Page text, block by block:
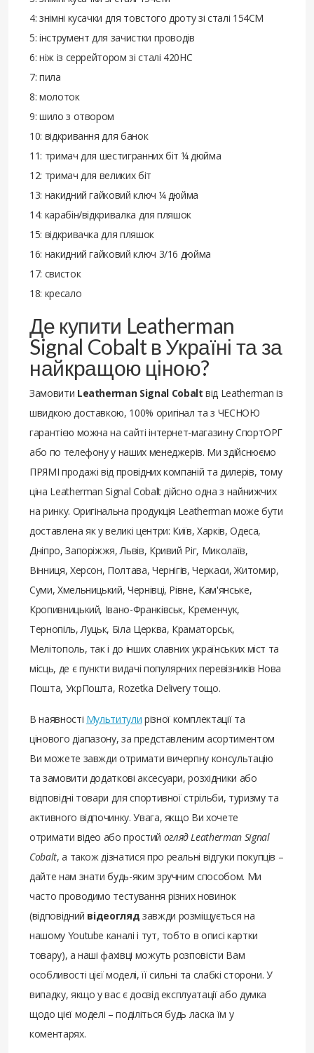
4: знімні кусачки для товстого дроту зі сталі 154СМ
5: інструмент для зачистки проводів
6: ніж із серрейтором зі сталі 420НС
7: пила
8: молоток
9: шило з отвором
10: відкривання для банок
11: тримач для шестигранних біт ¼ дюйма
12: тримач для великих біт
13: накидний гайковий ключ ¼ дюйма
14: карабін/відкривалка для пляшок
15: відкривачка для пляшок
16: накидний гайковий ключ 3/16 дюйма
17: свисток
18: кресало
Де купити Leatherman
Signal Cobalt в Україні та за
найкращою ціною?
Замовити Leatherman Signal Cobalt від Leatherman із
швидкою доставкою, 100% оригінал та з ЧЕСНОЮ
гарантією можна на сайті інтернет-магазину СпортОРГ
або по телефону у наших менеджерів. Ми здійснюємо
ПРЯМІ продажі від провідних компаній та дилерів, тому
ціна Leatherman Signal Cobalt дійсно одна з найнижчих
на ринку. Оригінальна продукція Leatherman може бути
доставлена ​​як у великі центри: Київ, Харків, Одеса,
Дніпро, Запоріжжя, Львів, Кривий Ріг, Миколаїв,
Вінниця, Херсон, Полтава, Чернігів, Черкаси, Житомир,
Суми, Хмельницький, Чернівці, Рівне, Кам'янське,
Кропивницький, Івано-Франківськ, Кременчук,
Тернопіль, Луцьк, Біла Церква, Краматорськ,
Мелітополь, так і до інших славних українських міст та
місць, де є пункти видачі популярних перевізників Нова
Пошта, УкрПошта, Rozetka Delivery тощо.
В наявності Мультитули різної комплектації та
цінового діапазону, за представленим асортиментом
Ви можете завжди отримати вичерпну консультацію
та замовити додаткові аксесуари, розхідники або
відповідні товари для спортивної стрільби, туризму та
активного відпочинку. Увага, якщо Ви хочете
отримати відео або простий огляд Leatherman Signal
Cobalt, а також дізнатися про реальні відгуки покупців –
дайте нам знати будь-яким зручним способом. Ми
часто проводимо тестування різних новинок
(відповідний відеогляд завжди розміщується на
нашому Youtube каналі і тут, тобто в описі картки
товару), а наші фахівці можуть розповісти Вам
особливості цієї моделі, її сильні та слабкі сторони. У
випадку, якщо у вас є досвід експлуатації або думка
щодо цієї моделі – поділіться будь ласка їм у
коментарях.